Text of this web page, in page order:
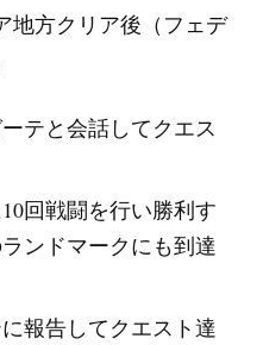
地方クリア後（フェデ
テと会話してクエス
回戦闘を行い勝利す
ンドマークにも到達
報告してクエスト達